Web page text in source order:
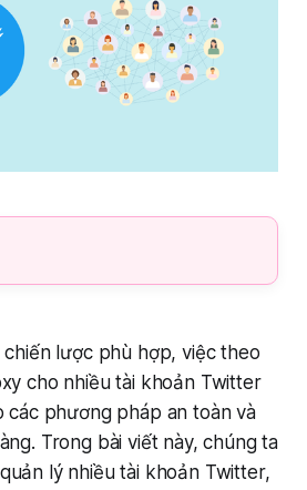
chiến lược phù hợp, việc theo
cho nhiều tài khoản Twitter
các phương pháp an toàn và
Trong bài viết này, chúng ta
lý nhiều tài khoản Twitter,